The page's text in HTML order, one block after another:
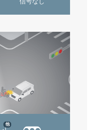
他